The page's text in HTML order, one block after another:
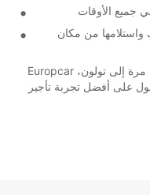
جميع الأوقات
واستلامها من مكان
سواء كنت سائقًا ذو خبرة أو مسافرًا لأول مرة إلى تولون، Europcar
على أفضل تجربة تأجير